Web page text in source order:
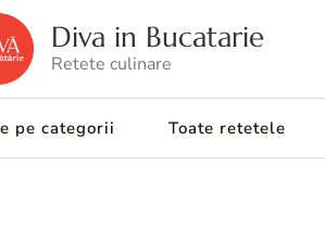
Diva in Bucatarie
Retete culinare
pe categorii Toate retetele